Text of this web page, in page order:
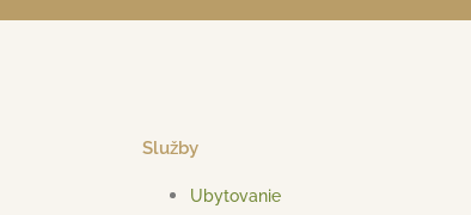
Služby
Ubytovanie